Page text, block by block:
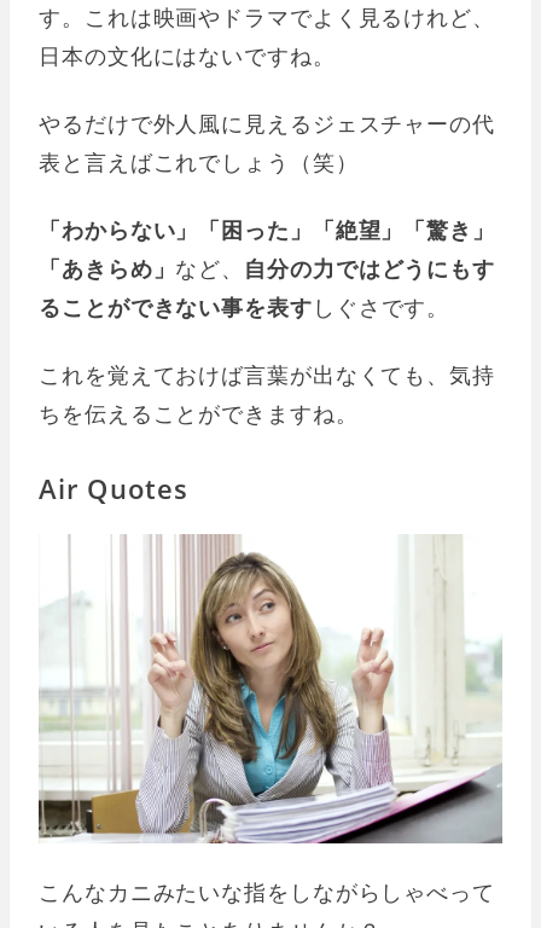
す。これは映画やドラマでよく見るけれど、
日本の文化にはないですね。
やるだけで外人風に見えるジェスチャーの代
表と言えばこれでしょう（笑）
「わからない」「困った」「絶望」「驚き」
「あきらめ」 など、 自分の力ではどうにもす
ることができない事を表す しぐさです。
これを覚えておけば言葉が出なくても、気持
ちを伝えることができますね。
Air Quotes
こんなカニみたいな指をしながらしゃべって